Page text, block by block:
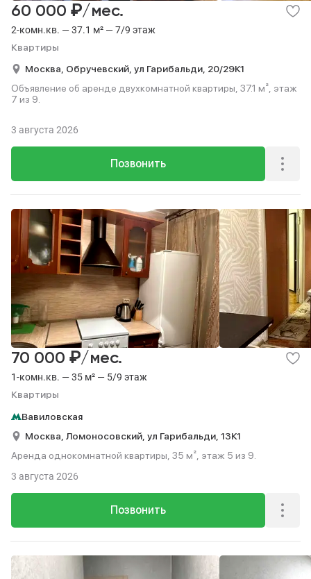
2-комн.кв. — 37.1 м² — 7/9 этаж
Квартиры
60 000 ₽/мес.
Москва, Обручевский, ул Гарибальди, 20/29К1
Объявление об аренде двухкомнатной квартиры, 37.1 м², этаж
7 из 9.
Позвонить
3 августа 2026
1-комн.кв. — 35 м² — 5/9 этаж
Квартиры
70 000 ₽/мес.
Вавиловская
Москва, Ломоносовский, ул Гарибальди, 13К1
Аренда однокомнатной квартиры, 35 м², этаж 5 из 9.
Позвонить
3 августа 2026